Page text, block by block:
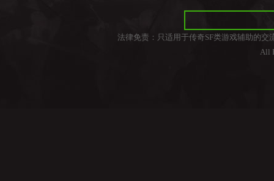
法律免责：只适用于传奇SF类游戏辅助的
All